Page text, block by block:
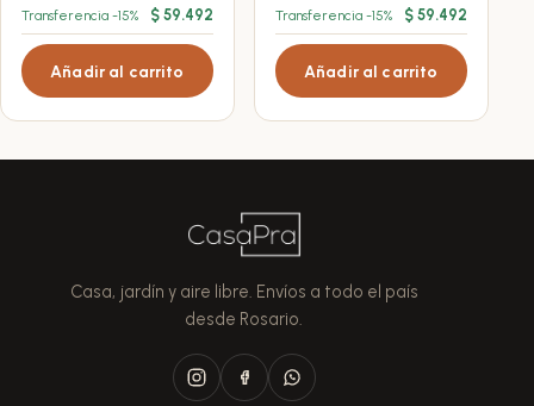
Transferencia -15% $ 59.492
Añadir al carrito
Transferencia -15% $59.492
Añadir al carrito
Casa, jardín y aire libre. Envíos a todo el país
desde Rosario.